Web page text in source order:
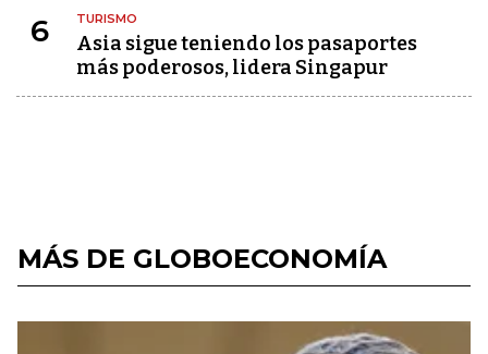
6 TURISMO
Asia sigue teniendo los pasaportes
más poderosos, lidera Singapur
MÁS DE GLOBOECONOMÍA